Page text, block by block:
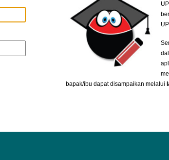
bapak/ibu dapat disampaikan melalui